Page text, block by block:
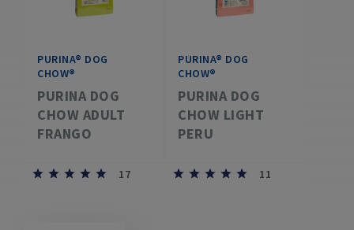
PURINA® DOG
CHOW®
PURINA DOG
CHOW ADULT
FRANGO
17
PURINA® DOG
CHOW®
PURINA DOG
CHOW LIGHT
PERU
11